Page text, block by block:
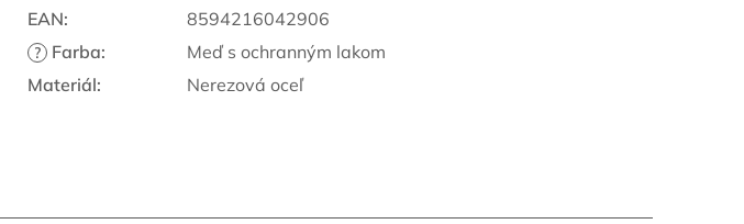
EAN: 8594216042906
? Farba:
Meď s ochranným lakom
Materiál: Nerezová oceľ